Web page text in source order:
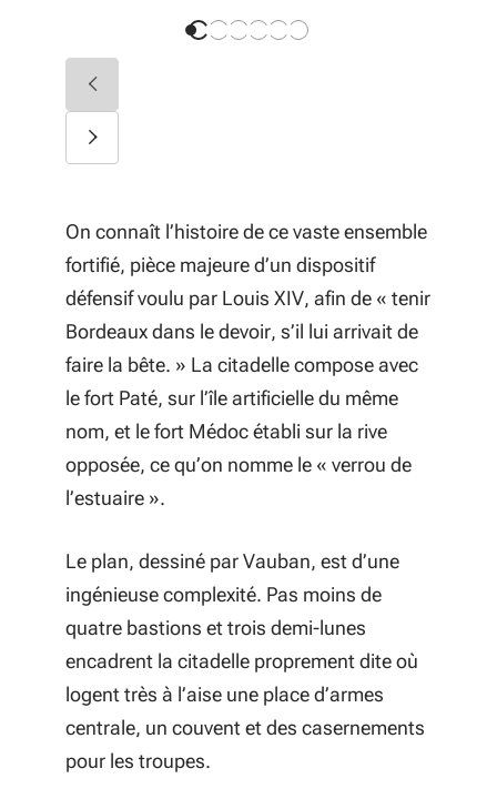
On connaît l’histoire de ce vaste ensemble
fortifié, pièce majeure d’un dispositif
défensif voulu par Louis XIV, afin de « tenir
Bordeaux dans le devoir, s’il lui arrivait de
faire la bête. » La citadelle compose avec
le fort Paté, sur l’île artificielle du même
nom, et le fort Médoc établi sur la rive
opposée, ce qu’on nomme le « verrou de
l’estuaire ».
Le plan, dessiné par Vauban, est d’une
ingénieuse complexité. Pas moins de
quatre bastions et trois demi-lunes
encadrent la citadelle proprement dite où
logent très à l’aise une place d’armes
centrale, un couvent et des casernements
pour les troupes.